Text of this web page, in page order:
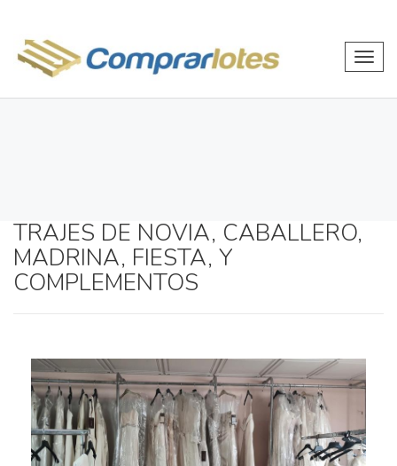
TRAJES DE NOVIA, CABALLERO,
MADRINA, FIESTA, Y
COMPLEMENTOS